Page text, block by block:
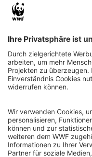
WWF Deutschland
Reinhardtstr. 18
10117 Berlin
Ihre Spende kann
Registriert als Stiftung
Justiz Berlin, Az: 3416/